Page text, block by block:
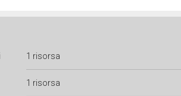
1 risorsa
1 risorsa